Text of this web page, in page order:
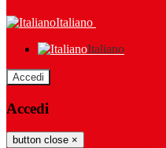
Italiano
Italiano
Accedi
Accedi
button close ×